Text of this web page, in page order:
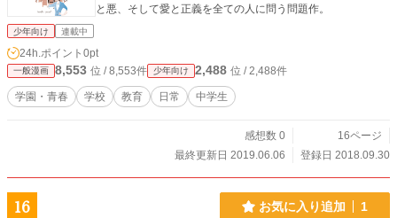
と悪、そして愛と正義を全ての人に問う問題作。
少年向け 連載中
24h.ポイント 0pt
一般漫画 8,553 位 / 8,553件 少年向け 2,488 位 / 2,488件
学園・青春 学校 教育 日常 中学生
感想数 0
16ページ
最終更新日 2019.06.06
登録日 2018.09.30
16 お気に入り追加 1